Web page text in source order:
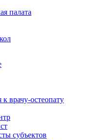
палата
врачу-остеопату
субъектов